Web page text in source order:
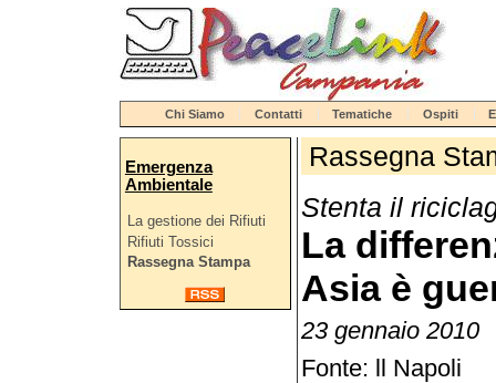
Chi Siamo Contatti Tematiche Ospiti
Emergenza
Ambientale
La gestione dei Rifiuti
Rifiuti Tossici
Rassegna Stampa
Rassegna
Stenta il
La
Asia è
23 gennaio 2010
Fonte: ll Napoli